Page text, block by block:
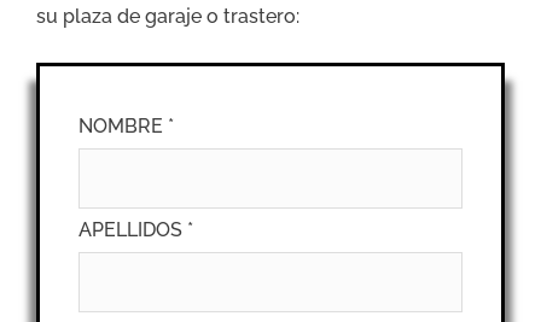
su plaza de garaje o trastero:
NOMBRE *
APELLIDOS *